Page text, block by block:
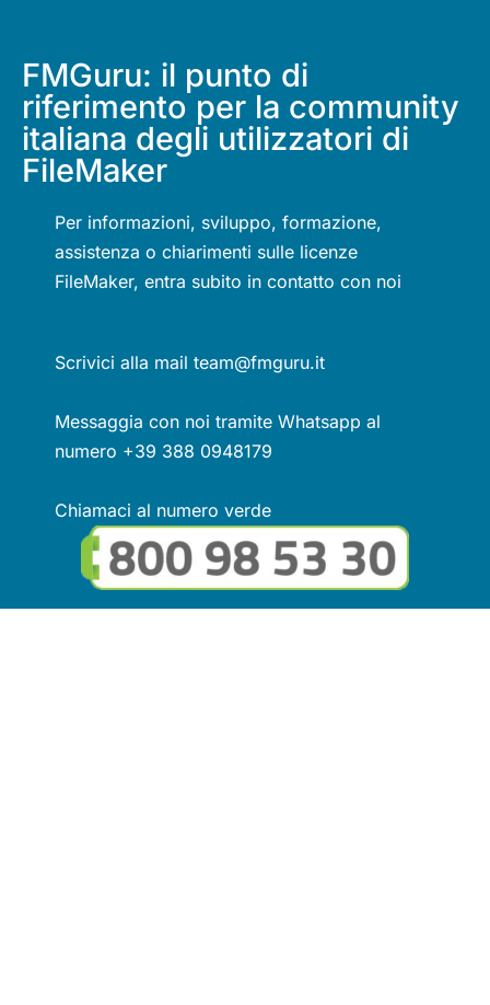
FMGuru: il punto di
riferimento per la community
italiana degli utilizzatori di
FileMaker
Per informazioni, sviluppo, formazione,
assistenza o chiarimenti sulle licenze
FileMaker, entra subito in contatto con noi
Scrivici alla mail team@fmguru.it
Messaggia con noi tramite Whatsapp al
numero +39 388 0948179
Chiamaci al numero verde